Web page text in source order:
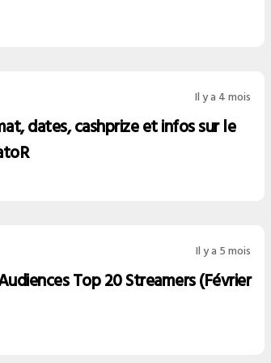
Il y a 4 mois
dates, cashprize et infos sur le
Il y a 5 mois
Top 20 Streamers (Février